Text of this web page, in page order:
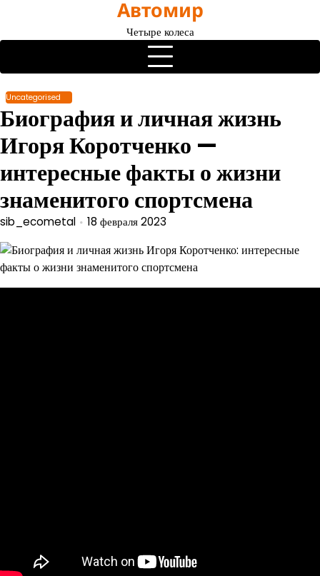
содержимому
Автомир
Четыре колеса
Uncategorised
Биография и личная жизнь
Игоря Коротченко —
интересные факты о жизни
знаменитого спортсмена
sib_ecometal 18 февраля 2023